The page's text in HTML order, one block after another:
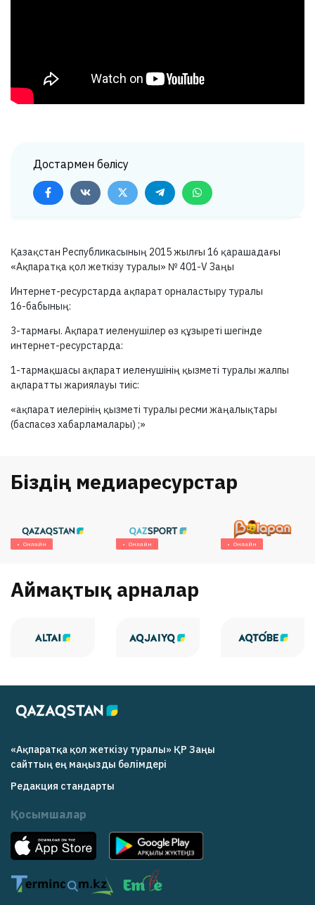
Достармен бөлісу
Қазақстан Республикасының 2015 жылғы 16 қарашадағы
«Ақпаратқа қол жеткізу туралы» № 401-V Заңы
Интернет-ресурстарда ақпарат орналастыру туралы
16-бабының:
3-тармағы. Ақпарат иеленушілер өз құзыреті шегінде
интернет-ресурстарда:
1-тармақшасы ақпарат иеленушінің қызметі туралы жалпы
ақпаратты жариялауы тиіс:
«ақпарат иелерінің қызметі туралы ресми жаңалықтары
(баспасөз хабарламалары) ;»
Біздің медиаресурстар
Аймақтық арналар
«Ақпаратқа қол жеткізу туралы» ҚР Заңы
cайттың ең маңызды бөлімдері
Редакция cтандарты
Қосымшалар